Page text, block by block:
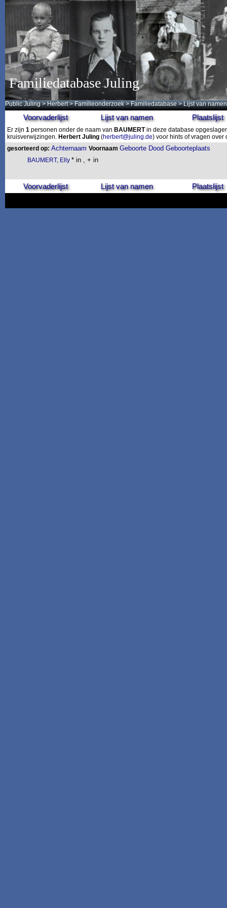
Familiedatabase Juling
Public Juling >Herbert >Familieonderzoek >Familiedatabase > Lijst van namen
Voorvaderlijst Lijst van namen Plaatslijst
Er zijn 1 personen onder de naam van BAUMERTin deze database
kruisverwijzingen. Herbert Juling (herbert@juling.de) voor hints of vragen
gesorteerd op: Achternaam Voornaam Geboorte Dood Geboorteplaats
BAUMERT, Elly * in , + in
Voorvaderlijst Lijst van namen Plaatslijst